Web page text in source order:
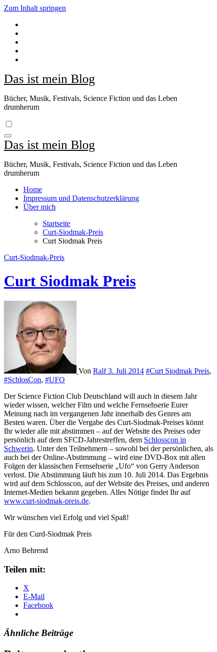
Zum Inhalt springen
Das ist mein Blog
Bücher, Musik, Festivals, Science Fiction und das Leben
drumherum
Das ist mein Blog
Bücher, Musik, Festivals, Science Fiction und das Leben
drumherum
Home
Impressum und Datenschutzerklärung
Über mich
Startseite
Curt-Siodmak-Preis
Curt Siodmak Preis
Curt-Siodmak-Preis
Curt Siodmak Preis
Von Ralf3. Juli 2014 #Curt Siodmak Preis,
#SchlosCon, #UFO
Der Science Fiction Club Deutschland will auch in diesem Jahr
wieder wissen, welcher Film und welche Fernsehserie Eurer
Meinung nach im vergangenen Jahr innerhalb des Genres am
Besten waren. Über die Vergabe des Curt-Siodmak-Preises könnt
Ihr wieder alle mit abstimmen – auf der Website des Preises oder
persönlich auf dem SFCD-Jahrestreffen, dem Schlosscon in
Schwerin. Unter den Teilnehmern – sowohl bei der persönlichen, als
auch bei der Online-Abstimmung – wird eine DVD-Box mit allen
Folgen der klassischen Fernsehserie „Ufo“ von Gerry Anderson
verlost. Die Abstimmung läuft bis zum 10. Juli 2014. Das Ergebnis
wird auf dem Schlosscon, auf der Website des Preises, und anderen
Internet-Medien bekannt gegeben. Alles Nötige findet Ihr auf
www.curt-siodmak-preis.de.
Wir wünschen viel Erfolg und viel Spaß!
Für den Curd-Siodmak Preis
Arno Behrend
Teilen mit:
X
E-Mail
Facebook
Ähnliche Beiträge